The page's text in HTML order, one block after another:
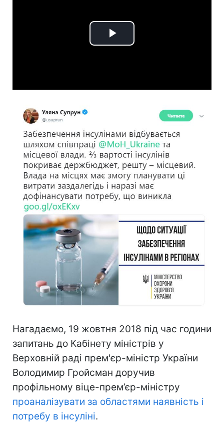
Play
Нагадаємо, 19 жовтня 2018 під час години
запитань до Кабінету міністрів у
Верховній раді прем'єр-міністр України
Володимир Гройсман доручив
профільному віце-прем’єр-міністру
проаналізувати за областями наявність і
потребу в інсуліні.